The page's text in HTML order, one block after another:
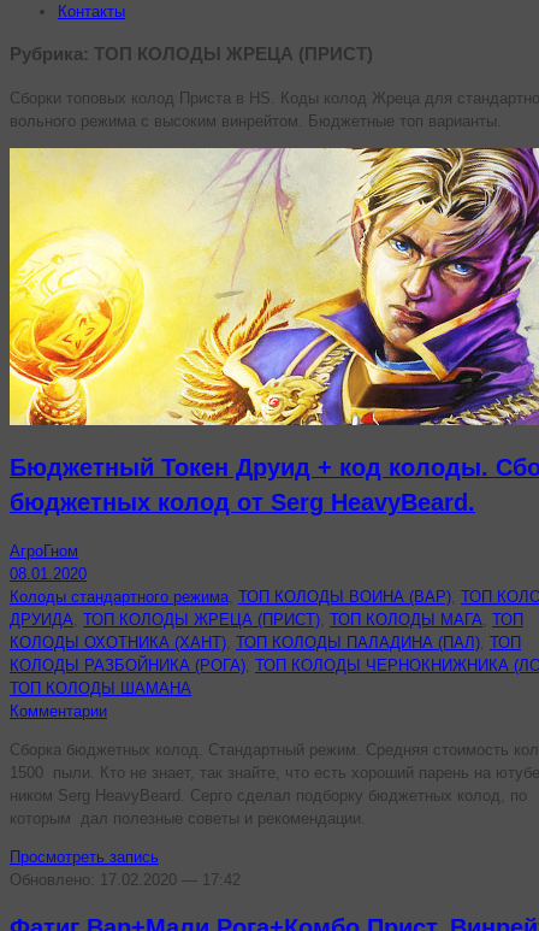
Контакты
Рубрика: ТОП КОЛОДЫ ЖРЕЦА (ПРИСТ)
Сборки топовых колод Приста в HS. Коды колод Жреца для
вольного режима с высоким винрейтом. Бюджетные топ варианты.
Бюджетный Токен Друид + код колоды.
бюджетных колод от Serg HeavyBeard.
АгроГном
08.01.2020
Колоды стандартного режима ТОП КОЛОДЫ ВОИНА (ВАР) ТОП
ДРУИДА ТОП КОЛОДЫ ЖРЕЦА (ПРИСТ) ТОП КОЛОДЫ МАГА ТОП
КОЛОДЫ ОХОТНИКА (ХАНТ) ТОП КОЛОДЫ ПАЛАДИНА (ПАЛ) ТОП
КОЛОДЫ РАЗБОЙНИКА (РОГА) ТОП КОЛОДЫ ЧЕРНОКНИЖНИКА
ТОП КОЛОДЫ ШАМАНА
Комментарии
Сборка бюджетных колод. Стандартный режим. Средняя стоимость
1500 пыли. Кто не знает, так знайте, что есть хороший парень на
ником Serg HeavyBeard. Серго сделал подборку бюджетных колод, по
которым дал полезные советы и рекомендации.
Просмотреть запись
Обновлено: 17.02.2020 — 17:42